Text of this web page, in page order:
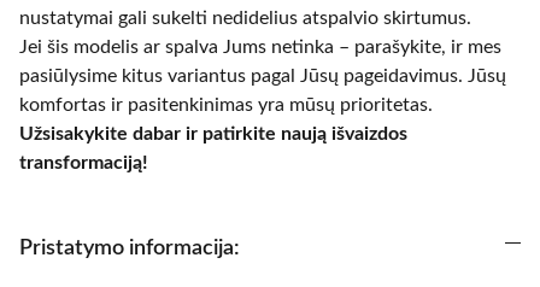
nustatymai gali sukelti nedidelius atspalvio skirtumus.
Jei šis modelis ar spalva Jums netinka – parašykite, ir mes
pasiūlysime kitus variantus pagal Jūsų pageidavimus. Jūsų
komfortas ir pasitenkinimas yra mūsų prioritetas.
Užsisakykite dabar ir patirkite naują išvaizdos
transformaciją!
Pristatymo informacija: